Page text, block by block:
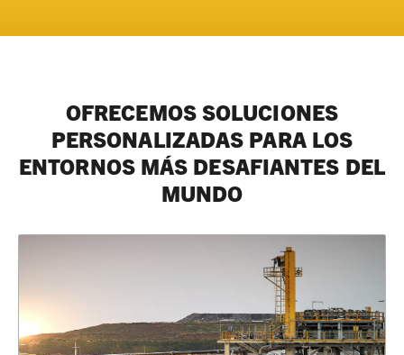
OFRECEMOS SOLUCIONES
PERSONALIZADAS PARA LOS
ENTORNOS MÁS DESAFIANTES DEL
MUNDO